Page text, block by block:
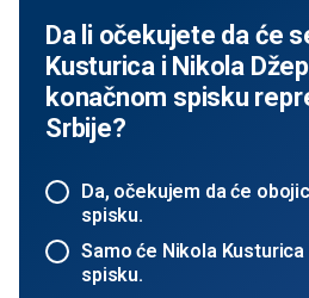
Da li očekujete da će
Kusturica i Nikola
konačnom spisku
Srbije?
Da, očekujem da će
spisku.
Samo će Nikola
spisku.